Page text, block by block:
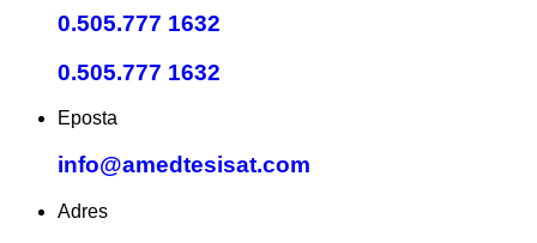
0.505.777 1632
0.505.777 1632
Eposta
info@amedtesisat.com
Adres